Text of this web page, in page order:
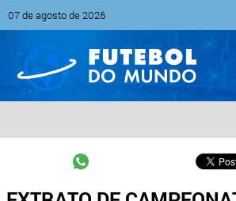
07 de agosto de 2026